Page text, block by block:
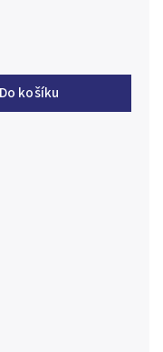
Do košíku